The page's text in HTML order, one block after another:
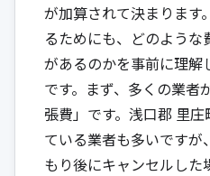
が加算されて決まります
るためにも、どのよう
があるのかを事前に理解
です。まず、多くの業者
張費」です。浅口郡 里
ている業者も多いですが
もり後にキャンセルした